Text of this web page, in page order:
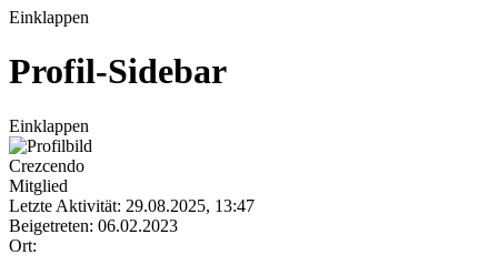
Einklappen
Profil-Sidebar
Einklappen
Crezcendo
Mitglied
Letzte Aktivität: 29.08.2025, 13:47
Beigetreten: 06.02.2023
Ort: